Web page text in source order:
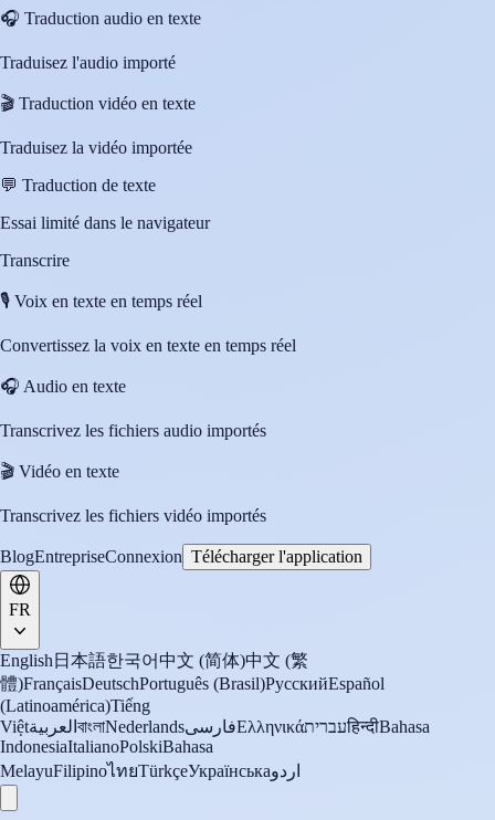
🎧 Traduction audio en texte
Traduisez l'audio importé
🎬 Traduction vidéo en texte
Traduisez la vidéo importée
💬 Traduction de texte
Essai limité dans le navigateur
Transcrire
🎙️ Voix en texte en temps réel
Convertissez la voix en texte en temps réel
🎧 Audio en texte
Transcrivez les fichiers audio importés
🎬 Vidéo en texte
Transcrivez les fichiers vidéo importés
BlogEntrepriseConnexion Télécharger l'application
FR
English 日本語한국어中文 (简体)中文 (繁
體)FrançaisDeutschPortuguês (Brasil)РусскийEspañol
(Latinoamérica)Tiếng
Việtالعربية বাংলাNederlandsفارسیΕλληνικάעבריתहिन्दीBahasa
IndonesiaItalianoPolskiBahasa
MelayuFilipinoไทยTürkçeУкраїнськаاردو